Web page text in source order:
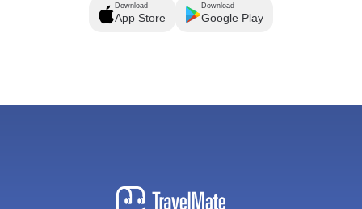
Download
App Store
Download
Google Play